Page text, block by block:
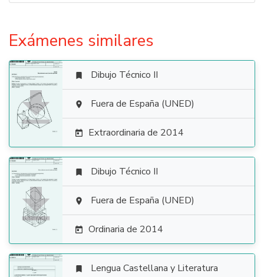
Exámenes similares

 Dibujo Técnico II
 Fuera de España (UNED)
 Extraordinaria de 2014

 Dibujo Técnico II
 Fuera de España (UNED)
 Ordinaria de 2014
 Lengua Castellana y Literatura